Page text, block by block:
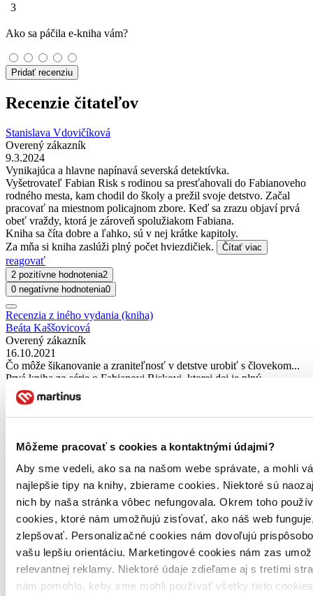
Môžeme pracovať s cookies a kontaktnými údajmi?
Aby sme vedeli, ako sa na našom webe správate, a mohli
najlepšie tipy na knihy, zbierame cookies. Niektoré sú
nich by naša stránka vôbec nefungovala. Okrem toho
cookies, ktoré nám umožňujú zisťovať, ako náš web
zlepšovať. Personalizačné cookies nám dovoľujú
vašu lepšiu orientáciu. Marketingové cookies nám zas
relevantnej reklamy. Niektoré údaje zdieľame aj s tretími
nám pomohlo, keby sme mohli používať všetky tieto
3
Ako sa páčila e-kniha vám?
Pridať recenziu
Recenzie čitateľov
Stanislava Vdovičíková
Overený zákazník
9.3.2024
Vynikajúca a hlavne napínavá severská detektívka.
Vyšetrovateľ Fabian Risk s rodinou sa presťahovali do Fabianoveho
rodného mesta, kam chodil do školy a prežil svoje detstvo. Začal
pracovať na miestnom policajnom zbore. Keď sa zrazu objaví prvá
obeť vraždy, ktorá je zároveň spolužiakom Fabiana.
Kniha sa číta dobre a ľahko, sú v nej krátke kapitoly.
Za mňa si kniha zaslúži plný počet hviezdičiek.
Čítať viac
reagovať
2 pozitívne hodnotenia2
0 negatívne hodnotenia0
Recenzia z iného vydania (kniha)
Beáta Kaššovicová
Overený zákazník
16.10.2021
Čo môže šikanovanie a zraniteľnosť v detstve urobiť s človekom...
Prvá kniha zo série o Fabianovi Riskovi, ktorej dej je plný
adrenalínu a napätia. Aj keď sa v príbehu sem tam objavili pasáže
pri ktorých som si pomyslela: "no určite" dávam knižke 4,5*
nakoľko má všetko, čo severská krimi má mať. Čítať viac
2 pozitívne hodnotenia2
Recenzia z iného vydania (kniha)
Jakub Stacho
Overený zákazník
23.1.2021
Výborné severské krimi. Napätie bolo v podstate všade a nikde
nebolo zbytočne veľa dialógov ktoré by akciu len zbytočne
spomaľovali.
reagovať
0 pozitívne hodnotenia0